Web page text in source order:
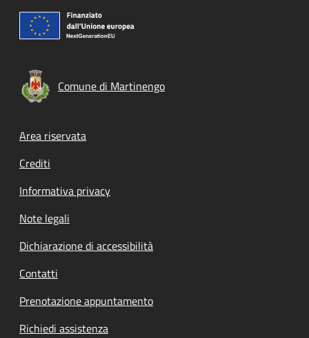
Comune di Martinengo
Footer menu
Area riservata
Crediti
Informativa privacy
Note legali
Dichiarazione di accessibilità
Contatti
Prenotazione appuntamento
Richiedi assistenza